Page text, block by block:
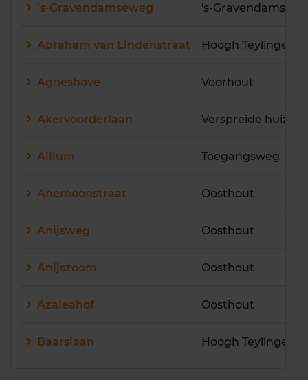
Q
R S T U
V
's-Gravendamseweg
Abraham van Lindenstraat Hoogh Teylingen
Agneshove Voorhout
Akervoorderlaan Verspreide huizen
Allium Toegangsweg
Anemoonstraat Oosthout
Anijsweg Oosthout
Anijszoom Oosthout
Azaleahof Oosthout
Baarslaan Hoogh Teylingen